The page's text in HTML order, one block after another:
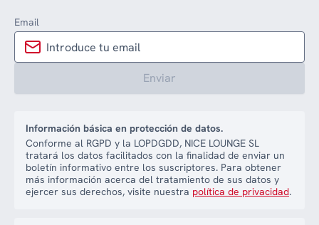
Email
Enviar
Información básica en protección de datos.
Conforme al RGPD y la LOPDGDD, NICE LOUNGE SL
tratará los datos facilitados con la finalidad de enviar un
boletín informativo entre los suscriptores. Para obtener
más información acerca del tratamiento de sus datos y
ejercer sus derechos, visite nuestra política de privacidad.